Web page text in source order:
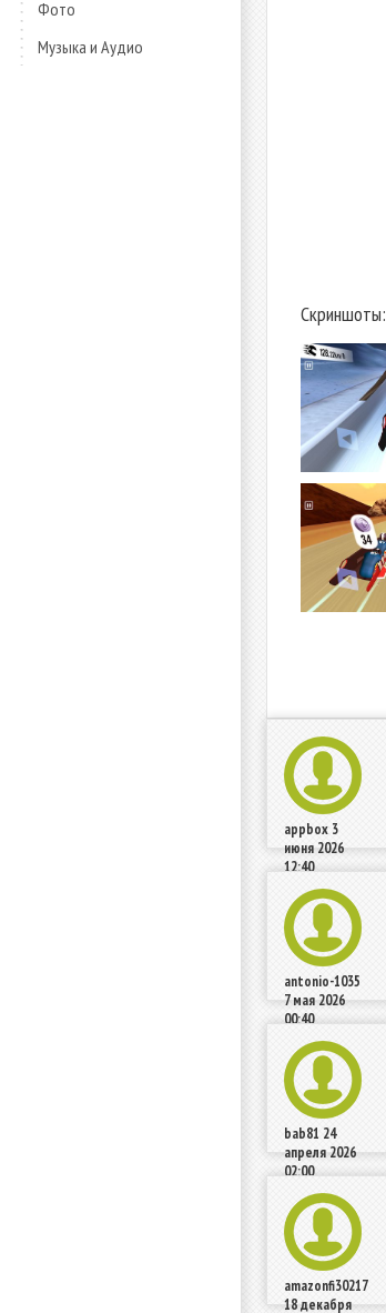
Фото
Музыка и Аудио
Скриншоты:
appbox 3
июня 2026
12:40
antonio-1035
7 мая 2026
00:40
bab81 24
апреля 2026
02:00
amazonfi30217
18 декабря